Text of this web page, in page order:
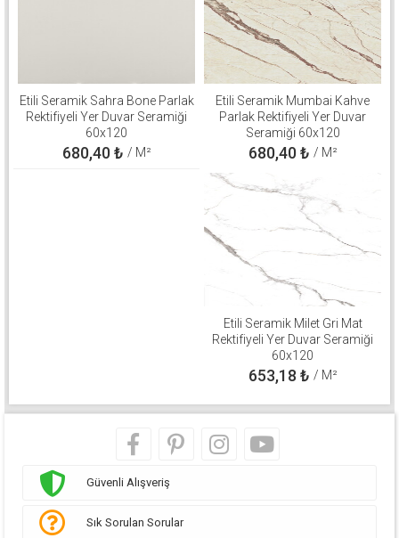
Etili Seramik Sahra Bone Parlak
Rektifiyeli Yer Duvar Seramiği
60x120
680,40₺ / M²
Etili Seramik Mumbai Kahve
Parlak Rektifiyeli Yer Duvar
Seramiği 60x120
680,40₺ / M²
Etili Seramik Milet Gri Mat
Rektifiyeli Yer Duvar Seramiği
60x120
653,18 ₺ / M²
Güvenli Alışveriş
Sık Sorulan Sorular